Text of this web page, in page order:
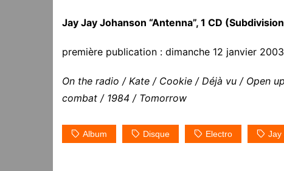
Jay Jay Johanson “Antenna”, 1 CD
première publication : dimanche 12 janvier 2003
On the radio / Kate / Cookie / Déjà vu / Open
combat / 1984 / Tomorrow
Album Disque Electro Jay